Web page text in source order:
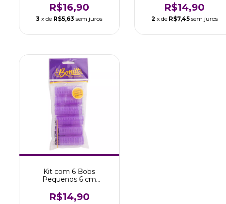
Marco Boni
R$16,90
3 x de R$5,63 sem juros
R$14,90
2 x de R$7,45 sem juros
Kit com 6 Bobs
Pequenos 6 cm
Cachos
R$14,90